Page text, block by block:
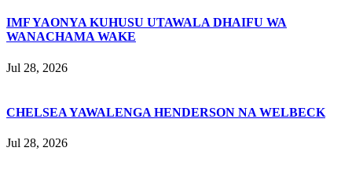
IMF YAONYA KUHUSU UTAWALA DHAIFU WA
WANACHAMA WAKE
Jul 28, 2026
CHELSEA YAWALENGA HENDERSON NA WELBECK
Jul 28, 2026